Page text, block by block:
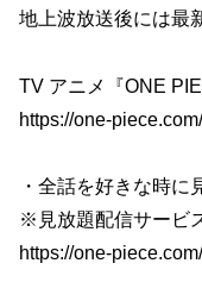
地上波放送後には最
TV アニメ『ONE
https://one-
・全話を好きな時に
※見放題配信サービ
https://one-